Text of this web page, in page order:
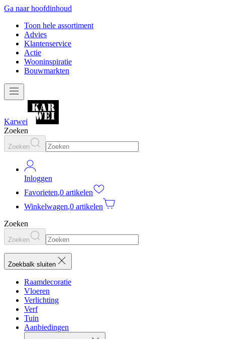
Ga naar hoofdinhoud
Toon hele assortiment
Advies
Klantenservice
Actie
Wooninspiratie
Bouwmarkten
Karwei
Zoeken
Zoeken
Inloggen
Favorieten,0 artikelen
Winkelwagen,0 artikelen
Zoeken
Zoeken
Zoekbalk sluiten
Raamdecoratie
Vloeren
Verlichting
Verf
Tuin
Aanbiedingen